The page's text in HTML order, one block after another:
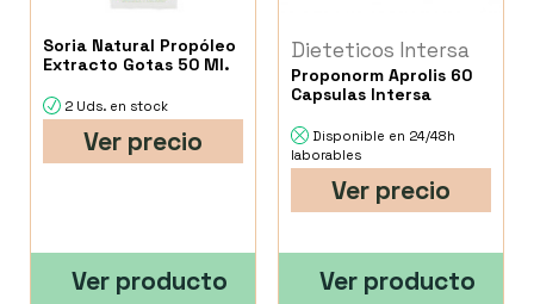
Soria Natural Propóleo
Extracto Gotas 50 Ml.
2 Uds. en stock
Ver precio
Ver producto
Dieteticos Intersa
Proponorm Aprolis 60
Capsulas Intersa
Disponible en 24/48h
laborables
Ver precio
Ver producto